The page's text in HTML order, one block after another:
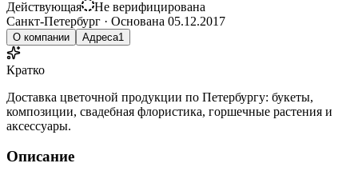
Действующая
Не верифицирована
Санкт-Петербург · Основана 05.12.2017
О компании Адреса1
Кратко
Доставка цветочной продукции по Петербургу: букеты,
композиции, свадебная флористика, горшечные растения и
аксессуары.
Описание